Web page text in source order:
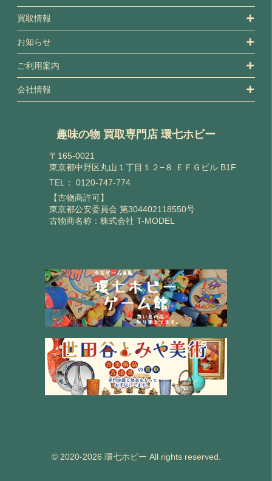
買取情報
お知らせ
ご利用案内
会社情報
趣味の物 買取専門店 環七ホビー
〒165-0021
東京都中野区丸山１丁目１２−８ ＥＦＧビル B1F
TEL： 0120-747-774
【古物商許可】
東京都公安委員会 第304402118550号
古物商名称：株式会社 T-MODEL
© 2020-2026 環七ホビー All rights reserved.